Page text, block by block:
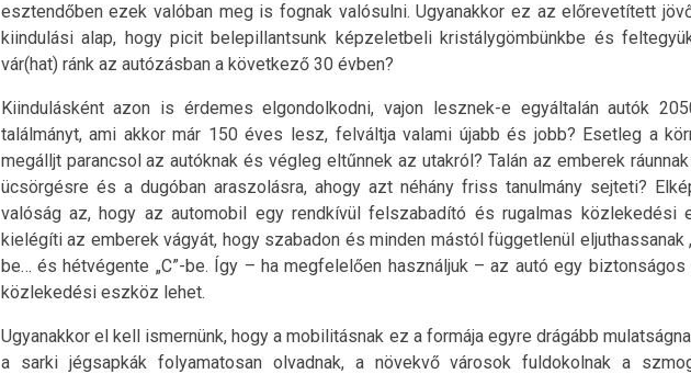
esztendőben ezek valóban meg is fognak valósulni. Ugyanakkor ez az előrevetített
kiindulási alap, hogy picit belepillantsunk képzeletbeli kristálygömbünkbe és
vár(hat) ránk az autózásban a következő 30 évben?
Kiindulásként azon is érdemes elgondolkodni, vajon lesznek-e egyáltalán autók
találmányt, ami akkor már 150 éves lesz, felváltja valami újabb és jobb? Esetleg a
megálljt parancsol az autóknak és végleg eltűnnek az utakról? Talán az emberek
ücsörgésre és a dugóban araszolásra, ahogy azt néhány friss tanulmány sejteti?
valóság az, hogy az automobil egy rendkívül felszabadító és rugalmas közlekedési
kielégíti az emberek vágyát, hogy szabadon és minden mástól függetlenül eljuthassanak
be… és hétvégente „C”-be. Így – ha megfelelően használjuk – az autó egy biztonságos
közlekedési eszköz lehet.
Ugyanakkor el kell ismernünk, hogy a mobilitásnak ez a formája egyre drágább
a sarki jégsapkák folyamatosan olvadnak, a növekvő városok fuldokolnak a